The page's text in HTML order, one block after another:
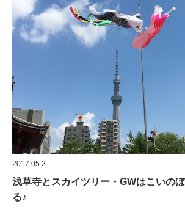
2017.05.2
浅草寺とスカイツリー・GWはこいの
る♪